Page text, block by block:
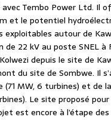
Tembo Power Ltd. Il
et le potentiel
autour de
22 kV au poste SNEL à
depuis le site de
du site de Sombwe. Il
MW, 6 turbines) et de
Le site proposé pour
est encore à l’étape